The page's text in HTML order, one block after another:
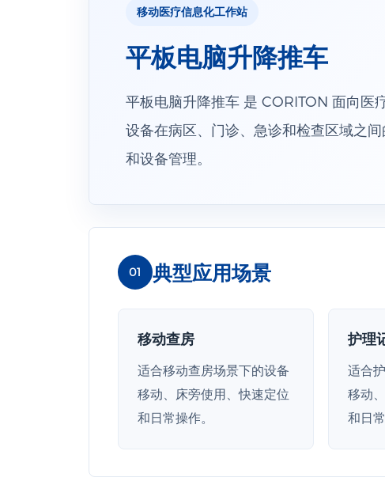
移动医疗信息化工作站
平板电脑升降推车
平板电脑升降推车 是 CORITON 面向医
设备在病区、门诊、急诊和检查区域之
和设备管理。
01 典型应用场景
移动查房
适合移动查房场景下的设备
移动、床旁使用、快速定位
和日常操作。
护理
适合
移动
和日